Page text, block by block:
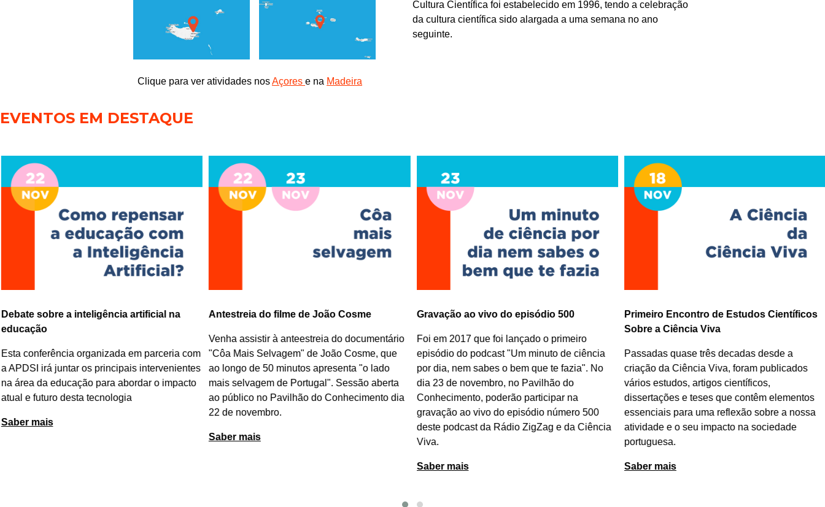
Clique para ver atividades nosAçores e na Madeira
Cultura Científica foi estabelecido em 1996, tendo a celebração
da cultura científica sido alargada a uma semana no ano
seguinte.
EVENTOS EM DESTAQUE
Debate sobre a inteligência artificial na
educação
Esta conferência organizada em parceria com
a APDSI irá juntar os principais intervenientes
na área da educação para abordar o impacto
atual e futuro desta tecnologia
Saber mais
Antestreia do filme de João Cosme
Venha assistir à anteestreia do documentário
"Côa Mais Selvagem" de João Cosme, que
ao longo de 50 minutos apresenta "o lado
mais selvagem de Portugal". Sessão aberta
ao público no Pavilhão do Conhecimento dia
22 de novembro.
Saber mais
Gravação ao vivo do episódio 500
Foi em 2017 que foi lançado o primeiro
episódio do podcast "Um minuto de ciência
por dia, nem sabes o bem que te fazia". No
dia 23 de novembro, no Pavilhão do
Conhecimento, poderão participar na
gravação ao vivo do episódio número 500
deste podcast da Rádio ZigZag e da Ciência
Viva.
Saber mais
Primeiro Encontro de Estudos Científicos
Sobre a Ciência Viva
Passadas quase três decadas desde a
criação da Ciência Viva, foram publicados
vários estudos, artigos científicos,
dissertações e teses que contêm elementos
essenciais para uma reflexão sobre a nossa
atividade e o seu impacto na sociedade
portuguesa.
Saber mais